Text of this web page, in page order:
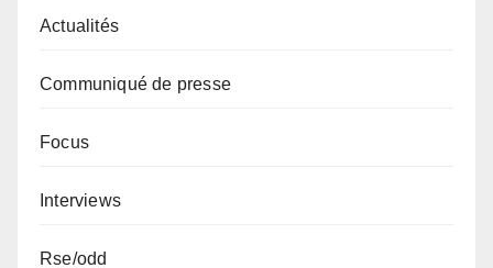
Actualités
Communiqué de presse
Focus
Interviews
Rse/odd